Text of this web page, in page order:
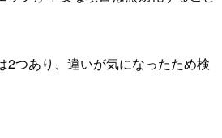
2つあり、違いが気になったため検